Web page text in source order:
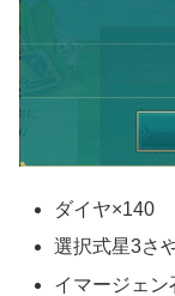
ダイヤ×140
選択式星3さ
イマージェ